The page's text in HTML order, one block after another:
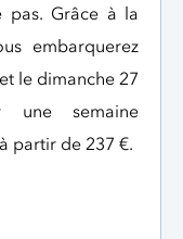
pas. Grâce à la
embarquerez
le dimanche 27
une semaine
partir de 237 €.